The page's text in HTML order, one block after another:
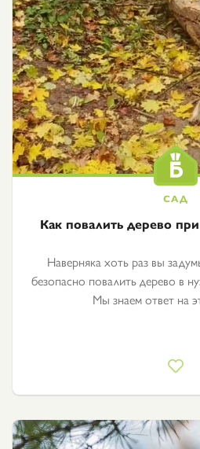
Как повалить дерево
Наверняка хоть раз вы
безопасно повалить дерево в
Мы знаем ответ на